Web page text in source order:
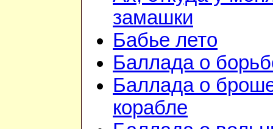
замашки
Бабье лето
Баллада о
Баллада о
корабле